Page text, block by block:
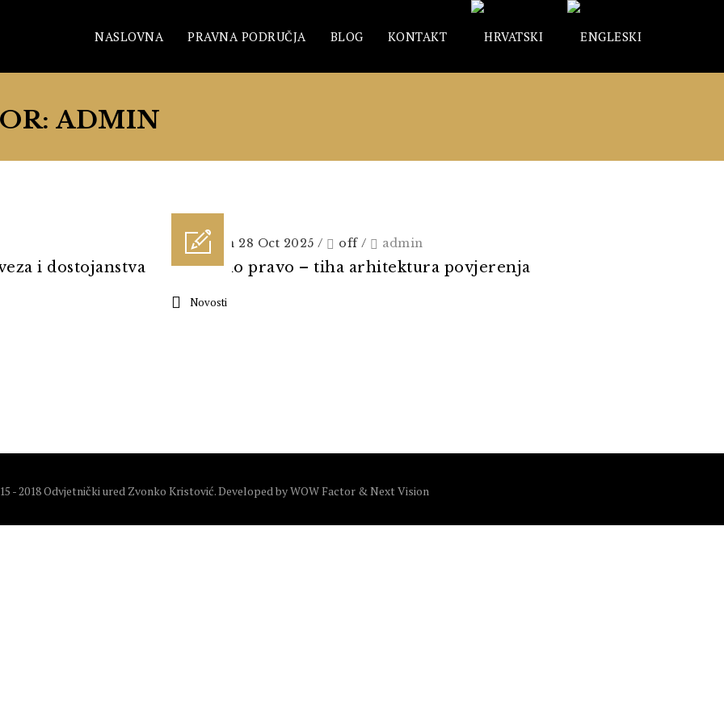
NASLOVNA PRAVNA PODRUČJA BLOG KONTAKT
ADMIN
i dostojanstva
Posted on 28 Oct 2025 / off / admin
Obvezno pravo – tiha arhitektura povjerenja
Novosti
- 2018 Odvjetnički ured Zvonko Kristović. Developed byWOW Factor&Next Vision